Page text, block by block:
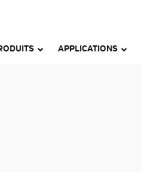
APPLICATIONS